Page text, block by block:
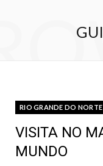
RIO GRANDE DO NORTE
VISITA NO
MUNDO